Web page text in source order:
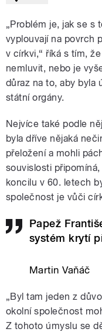
„Problém je, jak se s
vyplouvají na povrch
v církvi,“ říká s tím,
nemluvit, nebo je
důraz na to, aby byla
státní orgány.
Nejvíce také podle
byla dříve nějaká
přeložení a mohli
souvislosti
koncilu v 60. letech
společnost je vůči
Papež
systém krytí
Martin Vaňáč
„Byl tam jeden z
okolní společnost
Z tohoto úmyslu se